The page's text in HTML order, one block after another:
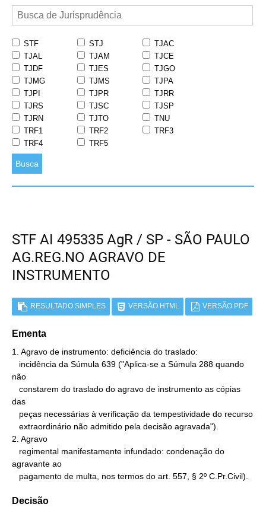
STF STJ
TJAC
TJAL
TJAM
TJCE
TJDF
TJES
TJGO
TJMG
TJMS
TJPA
TJPI
TJPR
TJRR
TJRS
TJSC
TJSP
TJRN
TJTO
TNU
TRF1
TRF2
TRF3
TRF4
TRF5
Busca
STF AI 495335 AgR / SP - SÃO PAULO
AG.REG.NO AGRAVO DE
INSTRUMENTO
RESULTADO SIMPLES VERSÃO HTML VERSÃO PDF
Ementa
1. Agravo de instrumento: deficiência do traslado:
não
das
2. Agravo
agravante ao
   pagamento de multa, nos termos do art. 557, § 2º C.Pr.Civil).
Decisão